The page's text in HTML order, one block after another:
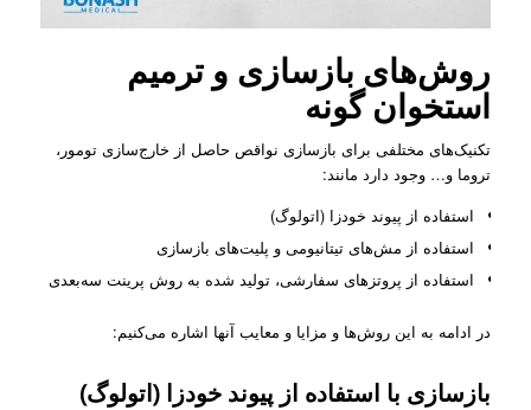
روش‌های بازسازی و ترمیم
استخوان گونه
تکنیک‌های مختلفی برای بازسازی نواقص حاصل از خارج‌سازی تومور،
تروما و… وجود دارد مانند:
استفاده از پیوند خودزا (اتولوگ)
استفاده از مش‌های تیتانیومی و پلیت‌های بازسازی
استفاده از پروتزهای سفارشی، تولید شده به روش پرینت سه‌بعدی
در ادامه به این روش‌ها و مزایا و معایب آنها اشاره می‌کنیم:
بازسازی با استفاده از پیوند خودزا (اتولوگ)